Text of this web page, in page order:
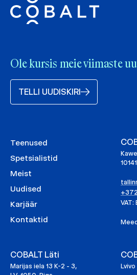
Ole kursis meie viimaste
TELLI UUDISKIRI
Teenused
Spetsialistid
Meist
Uudised
Karjäär
Kontaktid
VAT:
COBALT Läti
Marijas iela 13 K-2 - 3,